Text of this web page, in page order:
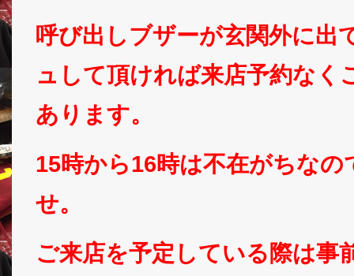
呼び出しブザーが玄関外に出
ュして頂ければ来店予約なく
あります。
15時から16時は不在がちなの
せ。
ご来店を予定している際は事